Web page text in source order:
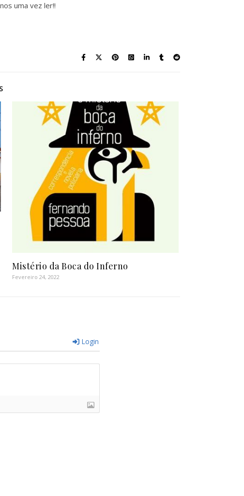
uma vez ler!!
Mistério da Boca do Inferno
Fevereiro 24, 2022
Login